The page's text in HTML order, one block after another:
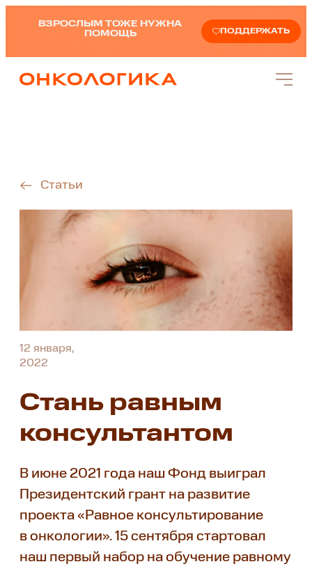
ВЗРОСЛЫМ ТОЖЕ НУЖНА
ПОМОЩЬ
ПОДДЕРЖАТЬ
Статьи
12 января,
2022
Стань равным
консультантом
В июне 2021 года наш Фонд выиграл
Президентский грант на развитие
проекта «Равное консультирование
в онкологии». 15 сентября стартовал
наш первый набор на обучение равному